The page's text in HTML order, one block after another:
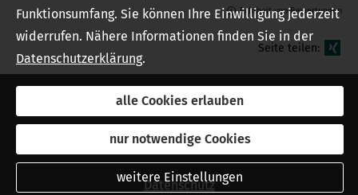
Echtheit von Bewertungen
Seite teilen:
Impressum
Rechtliche Hinweise
Datenschutz
Funktionsumfang. Sie können Ihre Einwilligung jederzeit
widerrufen. Nähere Informationen finden Sie in der
Datenschutzerklärung.
alle Cookies erlauben
nur notwendige Cookies
weitere Einstellungen